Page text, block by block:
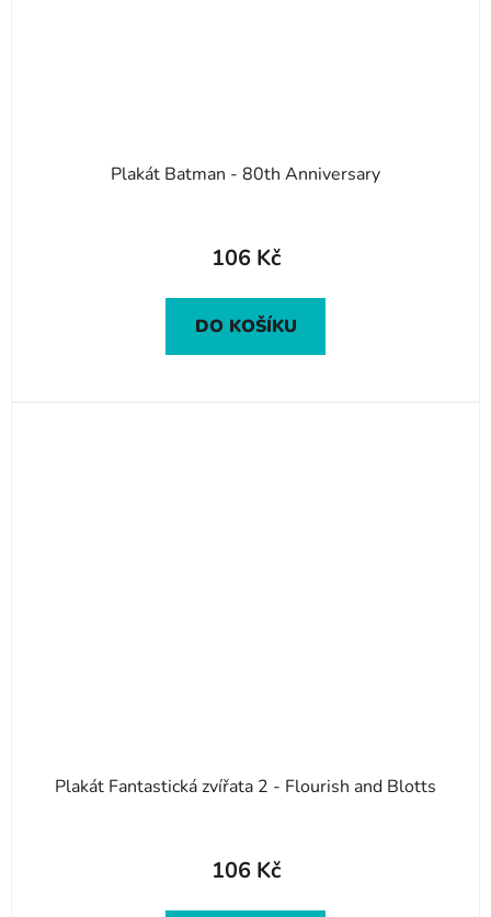
Plakát Batman - 80th Anniversary
106 Kč
DO KOŠÍKU
Plakát Fantastická zvířata 2 - Flourish and Blotts
106 Kč